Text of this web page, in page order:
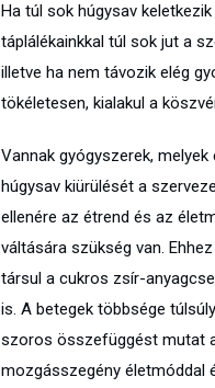
Ha túl sok húgysav keletkezik
táplálékainkkal túl sok jut a
illetve ha nem távozik elég
tökéletesen, kialakul a
Vannak gyógyszerek, melyek
húgysav kiürülését a
ellenére az étrend és az
váltására szükség van.
társul a cukros zsír-
is. A betegek többsége
szoros összefüggést mutat
mozgásszegény életmóddal